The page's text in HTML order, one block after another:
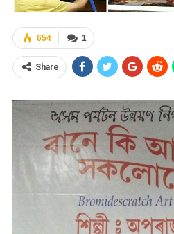
1
654
Share